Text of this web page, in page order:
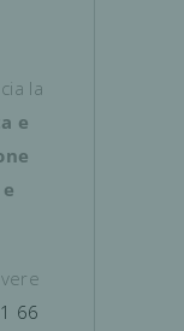
la
e
66